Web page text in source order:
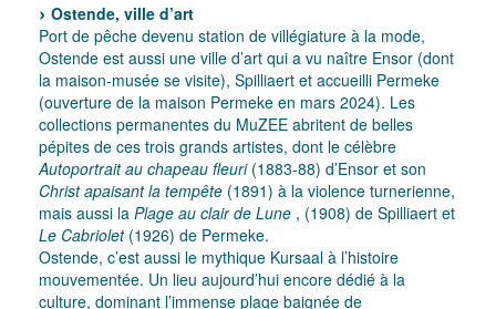
Ostende, ville d’art
Port de pêche devenu station de villégiature à la mode,
Ostende est aussi une ville d’art qui a vu naître Ensor (dont
la maison-musée se visite), Spilliaert et accueilli Permeke
(ouverture de la maison Permeke en mars 2024). Les
collections permanentes du MuZEE abritent de belles
pépites de ces trois grands artistes, dont le célèbre
Autoportrait au chapeau fleuri(1883-88) d’Ensor et son
Christ apaisant la tempête (1891) à la violence turnerienne,
mais aussi la Plage au clair de Lune , (1908) de Spilliaert et
Le Cabriolet(1926) de Permeke.
Ostende, c’est aussi le mythique Kursaal à l’histoire
mouvementée. Un lieu aujourd’hui encore dédié à la
culture, dominant l’immense plage baignée de